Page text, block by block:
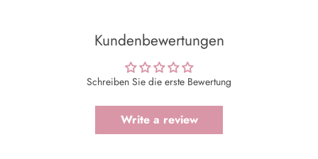
Kundenbewertungen
Schreiben Sie die erste Bewertung
Write a review